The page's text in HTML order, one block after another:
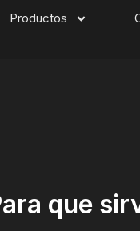
Productos
que